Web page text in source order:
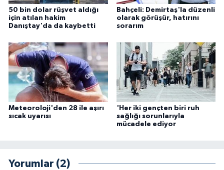
50 bin dolar rüşvet aldığı
için atılan hakim
Danıştay'da da kaybetti
Bahçeli: Demirtaş'la düzenli
olarak görüşür, hatırını
sorarım
Meteoroloji'den 28 ile aşırı
sıcak uyarısı
'Her iki gençten biri ruh
sağlığı sorunlarıyla
mücadele ediyor
Yorumlar (2)